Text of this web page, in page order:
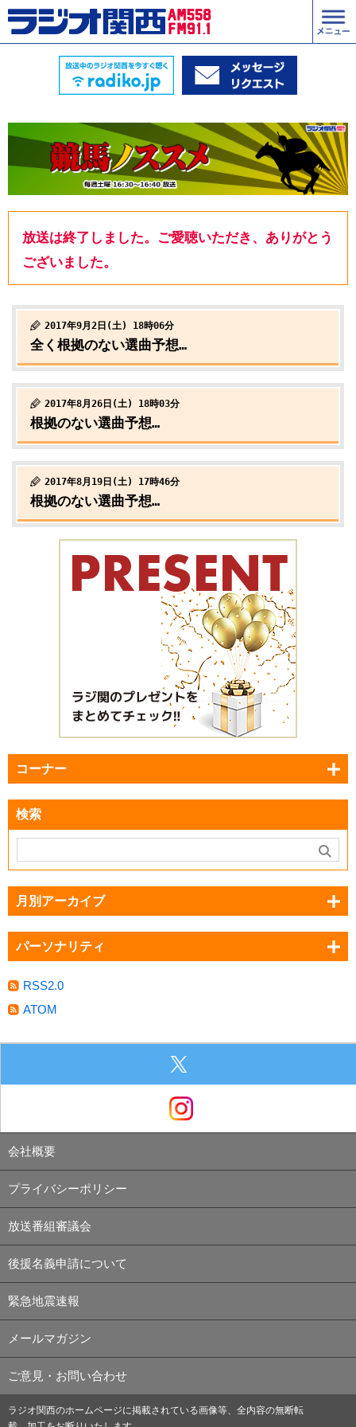
放送は終了しました。ご愛聴いただき、ありがとう
ございました。
2017年9月2日(土) 18時06分
全く根拠のない選曲予想…
2017年8月26日(土) 18時03分
根拠のない選曲予想…
2017年8月19日(土) 17時46分
根拠のない選曲予想…
コーナー
検索
月別アーカイブ
パーソナリティ
RSS2.0
ATOM
会社概要
プライバシーポリシー
放送番組審議会
後援名義申請について
緊急地震速報
メールマガジン
ご意見・お問い合わせ
ラジオ関西のホームページに掲載されている画像等、全内容の無断転